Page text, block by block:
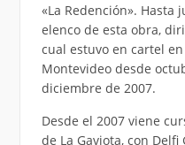
«La Redención». Hasta
elenco de esta obra,
cual estuvo en cartel
Montevideo desde
diciembre de 2007.
Desde el 2007 viene
de La Gaviota, con Delfi